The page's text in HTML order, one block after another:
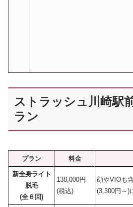
ストラッシュ川崎駅
ラン
プラン 料金
新全身ライト
脱毛
(全６回)
138,000円
(税込)
顔やVIOも
(3,300円～)